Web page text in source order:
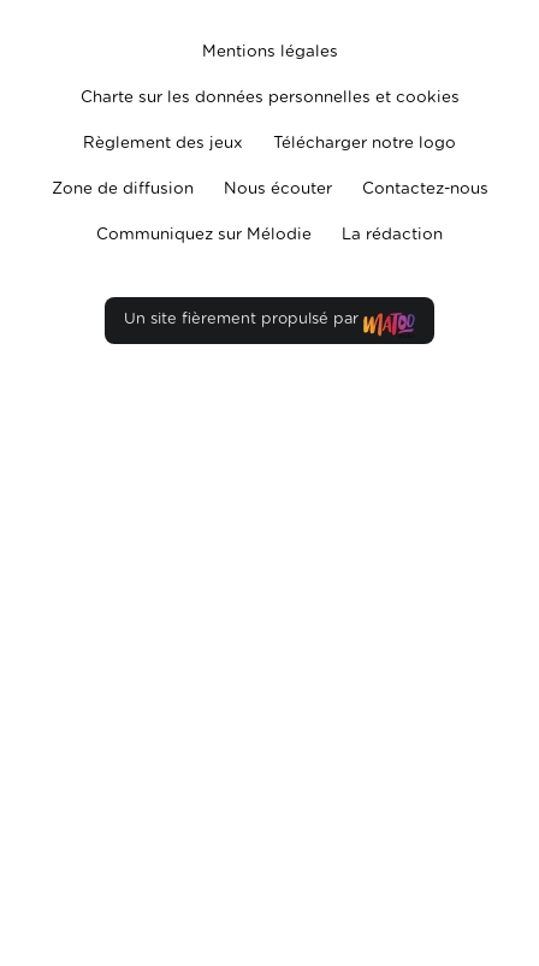
Mentions légales
Charte sur les données personnelles et cookies
Règlement des jeux Télécharger notre logo
Zone de diffusion Nous écouter Contactez-nous
Communiquez sur Mélodie La rédaction
Un site fièrement propulsé par